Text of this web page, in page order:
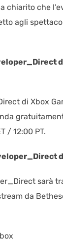
chiarito che
agli
di Xbox
/ 12:00 PT.
sarà
da